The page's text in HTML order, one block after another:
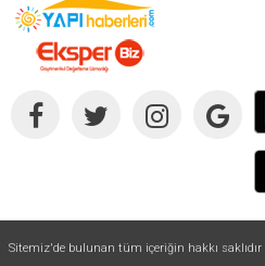
Sitemiz'de bulunan tüm içeriğin hakkı saklıdır